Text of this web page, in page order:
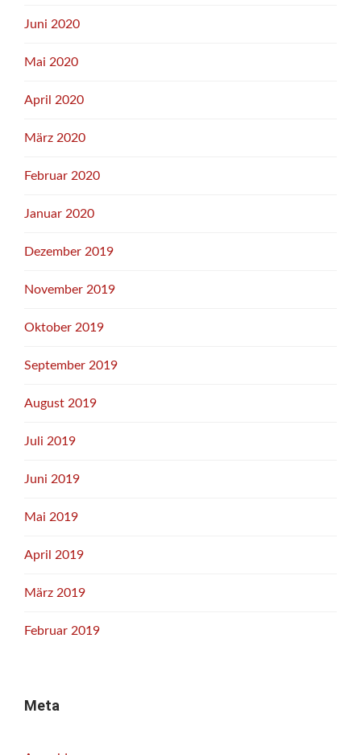
Juni 2020
Mai 2020
April 2020
März 2020
Februar 2020
Januar 2020
Dezember 2019
November 2019
Oktober 2019
September 2019
August 2019
Juli 2019
Juni 2019
Mai 2019
April 2019
März 2019
Februar 2019
Meta